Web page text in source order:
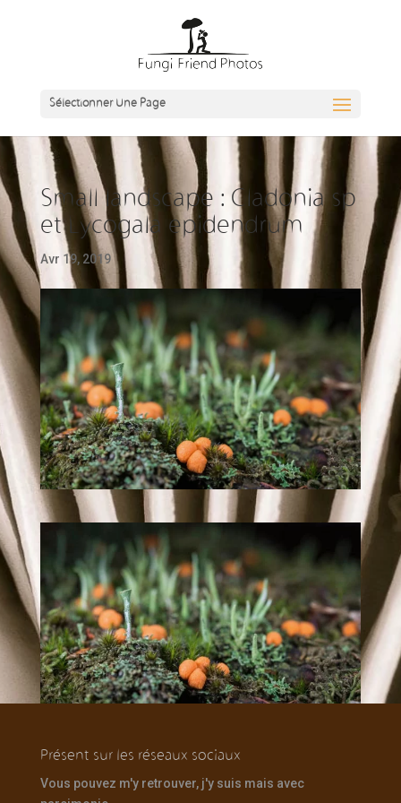
Sélectionner Une Page
Small landscape : Cladonia sp
et Lycogala epidendrum
Avr 19, 2019
Présent sur les réseaux sociaux
Vous pouvez m'y retrouver, j'y suis mais avec